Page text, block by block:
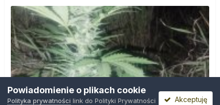
Powiadomienie o plikach cookie
Polityka prywatności link do Polityki Prywatności
Akceptuję